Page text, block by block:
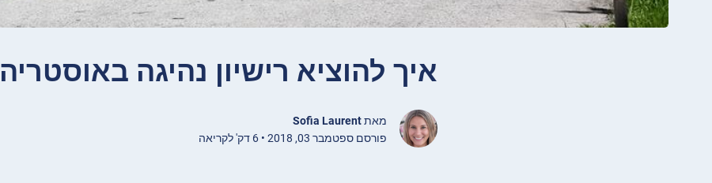
איך להוציא רישיון נהיגה באוסטריה
מאתSofia Laurent
פורסם ספטמבר 03, 2018 • 6 דק' לקריאה